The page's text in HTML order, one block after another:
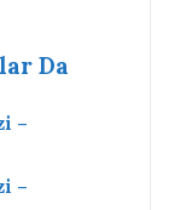
Da
–
–